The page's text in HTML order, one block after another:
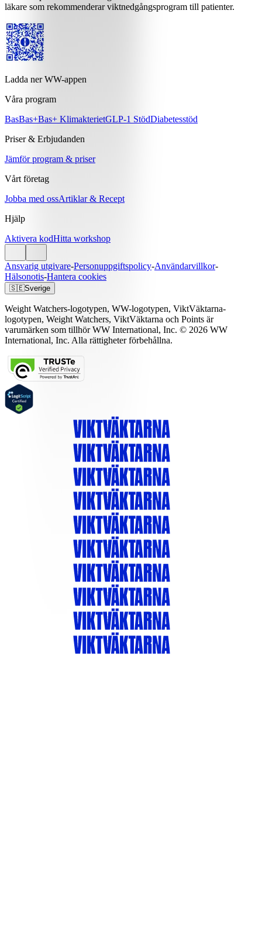
läkare som rekommenderar viktnedgångsprogram till patienter.
Ladda ner WW-appen
Våra program
BasBas+Bas+ KlimakterietGLP-1 StödDiabetesstöd
Priser & Erbjudanden
Jämför program & priser
Vårt företag
Jobba med ossArtiklar & Recept
Hjälp
Aktivera kodHitta workshop
Ansvarig utgivare-Personuppgiftspolicy-Användarvillkor-
Hälsonotis-Hantera cookies
🇸🇪Sverige
Weight Watchers-logotypen, WW-logotypen, ViktVäktarna-
logotypen, Weight Watchers, ViktVäktarna och Points är
varumärken som tillhör WW International, Inc. © 2026 WW
International, Inc. Alla rättigheter förbehållna.